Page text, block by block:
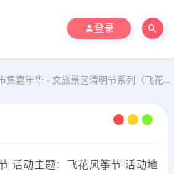
登录
集嘉年华 > 文旅景区清明节系列（飞花风筝节主题）活动策划方案
活动主题：飞花风筝节 活动地